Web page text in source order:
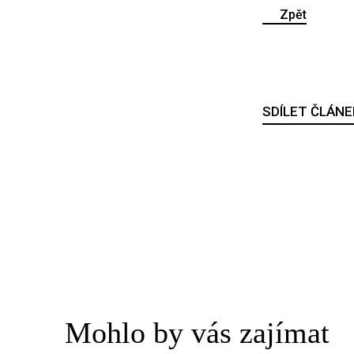
Zpět
SDÍLET
Mohlo by vás zajímat